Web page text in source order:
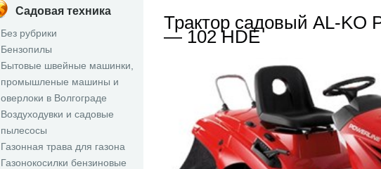
Садовая техника
Без рубрики
Бензопилы
Бытовые швейные машинки,
промышленые машины и
оверлоки в Волгограде
Воздуходувки и садовые
пылесосы
Газонная трава для газона
Газонокосилки бензиновые
Трактор садовый AL-KO
— 102 HDE